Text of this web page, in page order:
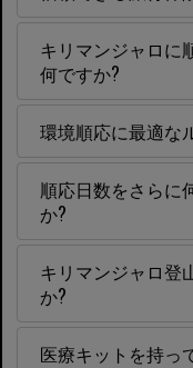
キリマンジャロに
何ですか?
環境順応に最適な
順応日数をさらに
か?
キリマンジャロ登
か?
医療キットを持っ